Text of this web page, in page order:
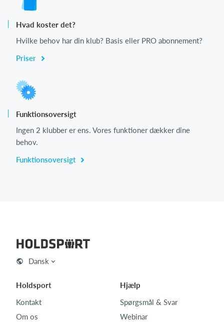
Hvad koster det?
Hvilke behov har din klub? Basis eller PRO abonnement?
Priser
Funktionsoversigt
Ingen 2 klubber er ens. Vores funktioner dækker dine
behov.
Funktionsoversigt
Dansk
Holdsport
Kontakt
Om os
Hjælp
Spørgsmål & Svar
Webinar